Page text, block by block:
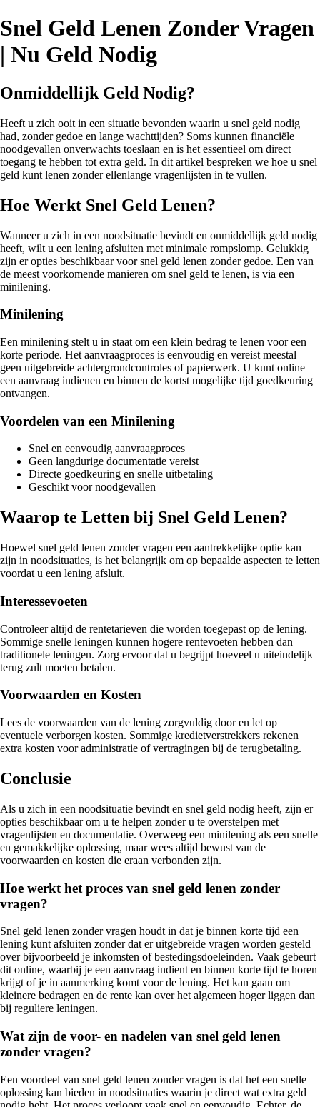
Snel Geld Lenen Zonder Vragen
| Nu Geld Nodig
Onmiddellijk Geld Nodig?
Heeft u zich ooit in een situatie bevonden waarin u snel geld nodig
had, zonder gedoe en lange wachttijden? Soms kunnen financiële
noodgevallen onverwachts toeslaan en is het essentieel om direct
toegang te hebben tot extra geld. In dit artikel bespreken we hoe u snel
geld kunt lenen zonder ellenlange vragenlijsten in te vullen.
Hoe Werkt Snel Geld Lenen?
Wanneer u zich in een noodsituatie bevindt en onmiddellijk geld nodig
heeft, wilt u een lening afsluiten met minimale rompslomp. Gelukkig
zijn er opties beschikbaar voor snel geld lenen zonder gedoe. Een van
de meest voorkomende manieren om snel geld te lenen, is via een
minilening.
Minilening
Een minilening stelt u in staat om een klein bedrag te lenen voor een
korte periode. Het aanvraagproces is eenvoudig en vereist meestal
geen uitgebreide achtergrondcontroles of papierwerk. U kunt online
een aanvraag indienen en binnen de kortst mogelijke tijd goedkeuring
ontvangen.
Voordelen van een Minilening
Snel en eenvoudig aanvraagproces
Geen langdurige documentatie vereist
Directe goedkeuring en snelle uitbetaling
Geschikt voor noodgevallen
Waarop te Letten bij Snel Geld Lenen?
Hoewel snel geld lenen zonder vragen een aantrekkelijke optie kan
zijn in noodsituaties, is het belangrijk om op bepaalde aspecten te letten
voordat u een lening afsluit.
Interessevoeten
Controleer altijd de rentetarieven die worden toegepast op de lening.
Sommige snelle leningen kunnen hogere rentevoeten hebben dan
traditionele leningen. Zorg ervoor dat u begrijpt hoeveel u uiteindelijk
terug zult moeten betalen.
Voorwaarden en Kosten
Lees de voorwaarden van de lening zorgvuldig door en let op
eventuele verborgen kosten. Sommige kredietverstrekkers rekenen
extra kosten voor administratie of vertragingen bij de terugbetaling.
Conclusie
Als u zich in een noodsituatie bevindt en snel geld nodig heeft, zijn er
opties beschikbaar om u te helpen zonder u te overstelpen met
vragenlijsten en documentatie. Overweeg een minilening als een snelle
en gemakkelijke oplossing, maar wees altijd bewust van de
voorwaarden en kosten die eraan verbonden zijn.
Hoe werkt het proces van snel geld lenen zonder
vragen?
Snel geld lenen zonder vragen houdt in dat je binnen korte tijd een
lening kunt afsluiten zonder dat er uitgebreide vragen worden gesteld
over bijvoorbeeld je inkomsten of bestedingsdoeleinden. Vaak gebeurt
dit online, waarbij je een aanvraag indient en binnen korte tijd te horen
krijgt of je in aanmerking komt voor de lening. Het kan gaan om
kleinere bedragen en de rente kan over het algemeen hoger liggen dan
bij reguliere leningen.
Wat zijn de voor- en nadelen van snel geld lenen
zonder vragen?
Een voordeel van snel geld lenen zonder vragen is dat het een snelle
oplossing kan bieden in noodsituaties waarin je direct wat extra geld